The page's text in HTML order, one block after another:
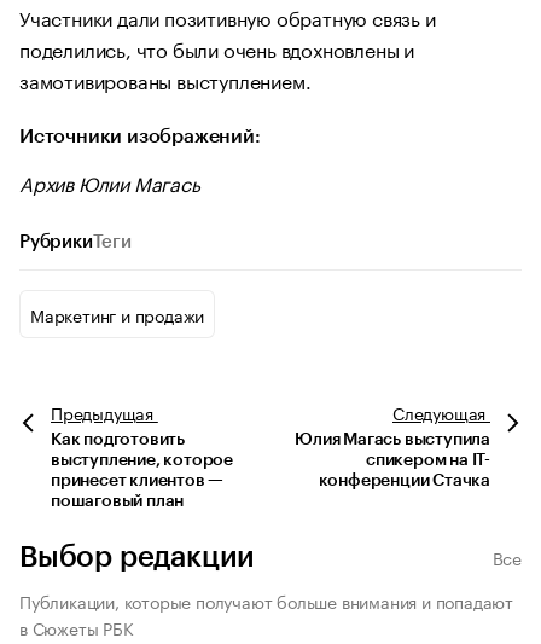
Участники дали позитивную обратную связь и
поделились, что были очень вдохновлены и
замотивированы выступлением.
Источники изображений:
Архив Юлии Магась
РубрикиТеги
Маркетинг и продажи
Предыдущая
Как подготовить
выступление, которое
принесет клиентов —
пошаговый план
Следующая
Юлия Магась выступила
спикером на IT-
конференции Стачка
Выбор редакции
Все
Публикации, которые получают больше внимания и попадают
в Сюжеты РБК